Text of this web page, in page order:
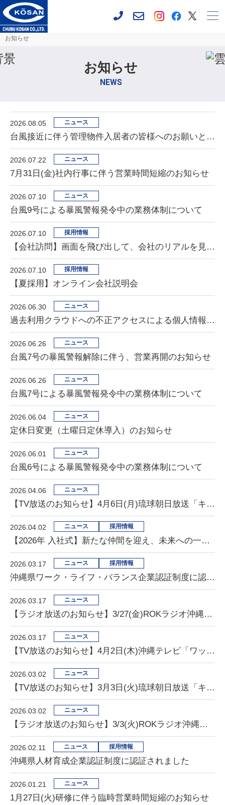
お知らせ
お知らせ
NEWS
2026.08.05 ニュース
台風接近に伴う管理物件入居者の皆様へのお願いとご注意
2026.07.22 ニュース
7月31日(金)社内行事に伴う営業時間短縮のお知らせ
2026.07.10 ニュース
台風9号による暴風警報発令中の業務体制について
2026.07.10 採用情報
【会社訪問】画面を飛び出して、会社のリアルを見に行こう！
2026.07.10 採用情報
【夏採用】オンライン会社説明会
2026.06.30 ニュース
過去利用クラウドへの不正アクセスによる個人情報漏洩の可能性に関するお詫びとお知らせ
2026.06.26 ニュース
台風7号の暴風警報解除に伴う、営業再開のお知らせ
2026.06.26 ニュース
台風7号による暴風警報発令中の業務体制について
2026.06.04 ニュース
定休日変更（土曜日定休導入）のお知らせ
2026.06.01 ニュース
台風6号による暴風警報発令中の業務体制について
2026.04.06 ニュース
【TV放送のお知らせ】4月6日(月)琉球朝日放送「キャッチー」に出演します
2026.04.02 ニュース 採用情報
【2026年 入社式】新たな仲間を迎え、未来への一歩を踏み出しました
2026.03.17 ニュース 採用情報
沖縄県ワーク・ライフ・バランス企業認証制度に認証されました
2026.03.17 ニュース
【ラジオ放送のお知らせ】3/27(金)ROKラジオ沖縄「ティーサージパラダイス」に出演します
2026.03.17 ニュース
【TV放送のお知らせ】4月2日(木)沖縄テレビ「ワッター まちやぐゎー」に出演します
2026.03.02 ニュース
【TV放送のお知らせ】3月3日(火)琉球朝日放送「キャッチー」に出演します
2026.03.02 ニュース
【ラジオ放送のお知らせ】3/3(火)ROKラジオ沖縄「ティーサージパラダイス」に出演します
2026.02.11 ニュース 採用情報
沖縄県人材育成企業認証制度に認証されました
2026.01.21 ニュース
1月27日(火)研修に伴う臨時営業時間短縮のお知らせ